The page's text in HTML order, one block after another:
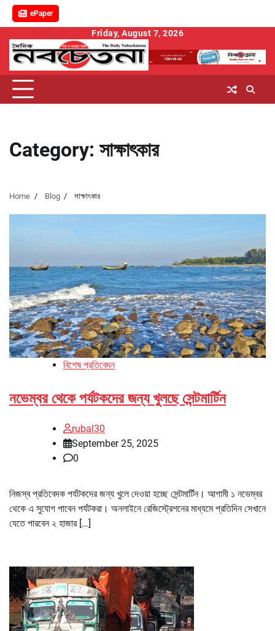
ePaper
content
Friday, August 7, 2026
Category: সাক্ষাৎকার
Home Blog সাক্ষাৎকার
বিশেষ প্রতিবেদন
নভেম্বর থেকে পর্যটকদের জন্য খুলছে সেন্টমার্টিন
rubal30
September 25, 2025
0
নিজস্ব প্রতিবেদক পর্যটকদের জন্য খুলে দেওয়া হচ্ছে সেন্টমার্টিন। আগামী ১ নভেম্বর
থেকে এ সুযোগ পাবেন পর্যটকরা। অনলাইনে রেজিস্ট্রেশনের মাধ্যমে প্রতিদিন সেখানে
যেতে পারবেন ২ হাজার […]